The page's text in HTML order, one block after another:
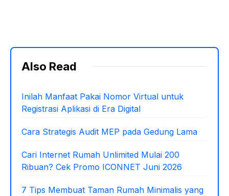
Also Read
Inilah Manfaat Pakai Nomor Virtual untuk
Registrasi Aplikasi di Era Digital
Cara Strategis Audit MEP pada Gedung Lama
Cari Internet Rumah Unlimited Mulai 200
Ribuan? Cek Promo ICONNET Juni 2026
7 Tips Membuat Taman Rumah Minimalis yang